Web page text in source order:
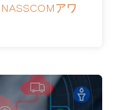
NASSCOMアワ